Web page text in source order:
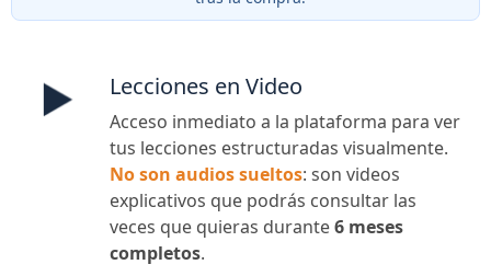
▶️ Lecciones en Video
Acceso inmediato a la plataforma para ver
tus lecciones estructuradas visualmente.
No son audios sueltos: son videos
explicativos que podrás consultar las
veces que quieras durante6 meses
completos.